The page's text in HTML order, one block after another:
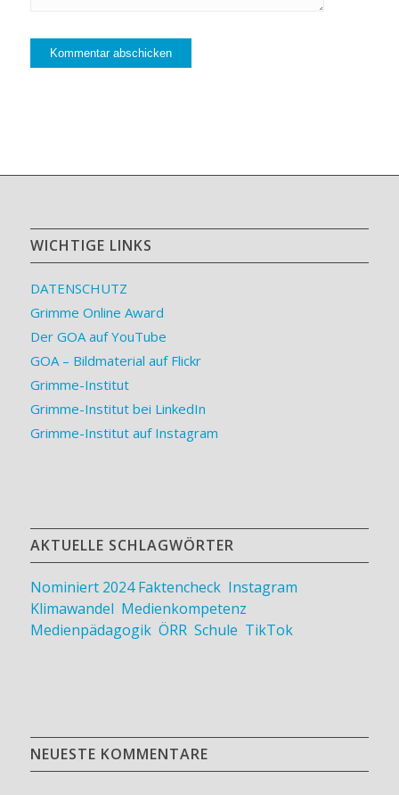
WICHTIGE LINKS
DATENSCHUTZ
Grimme Online Award
Der GOA auf YouTube
GOA – Bildmaterial auf Flickr
Grimme-Institut
Grimme-Institut bei LinkedIn
Grimme-Institut auf Instagram
AKTUELLE SCHLAGWÖRTER
Nominiert 2024 Faktencheck, Instagram
Klimawandel Medienkompetenz
Medienpädagogik, ÖRR, Schule TikTok
NEUESTE KOMMENTARE